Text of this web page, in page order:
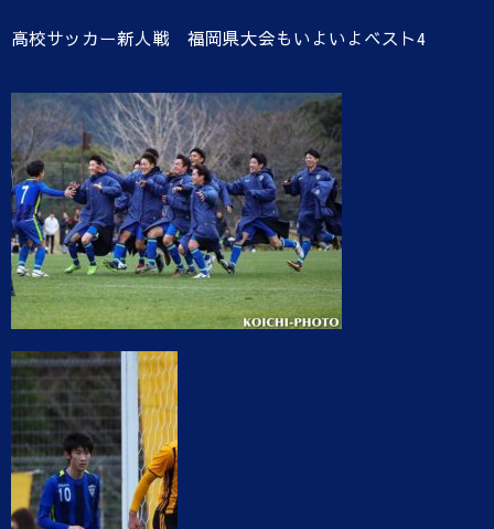
高校サッカー新人戦 福岡県大会もいよいよベスト4